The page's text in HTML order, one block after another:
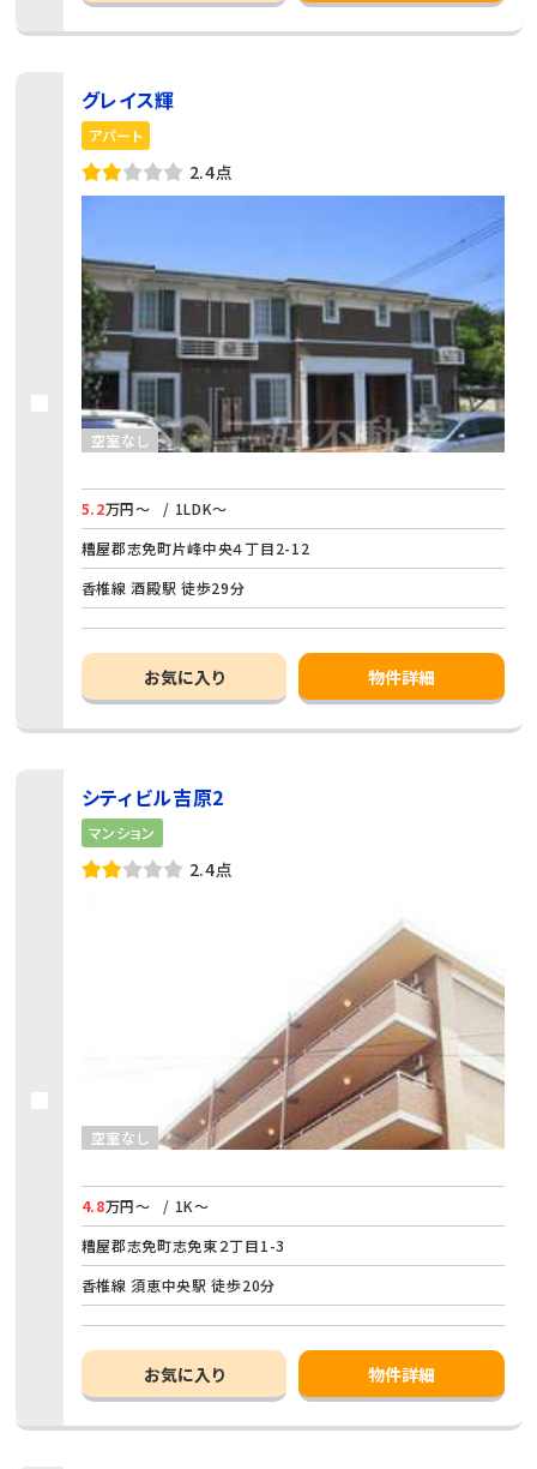
グレイス輝
アパート
2.4点
空室なし
5.2万円～
/ 1LDK～
糟屋郡志免町片峰中央４丁目2-12
香椎線 酒殿駅 徒歩29分
お気に入り 物件詳細
シティビル吉原2
マンション
2.4点
空室なし
4.8万円～
/ 1K～
糟屋郡志免町志免東２丁目1-3
香椎線 須恵中央駅 徒歩20分
お気に入り 物件詳細